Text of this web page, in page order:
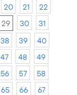
20 21
22
29 30
31
38 39
40
47 48
49
56 57
58
65 66
67